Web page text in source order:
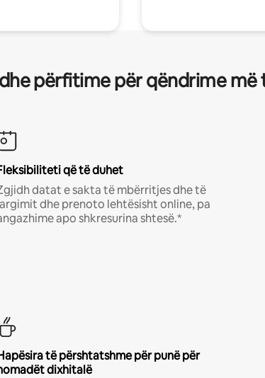
përfitime për qëndrime më
që të duhet
datat e sakta të mbërritjes dhe të
dhe prenoto lehtësisht online, pa
apo shkresurina shtesë.*
të përshtatshme për punë për
dixhitalë